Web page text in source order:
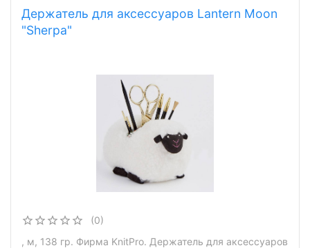
Держатель для аксессуаров Lantern Moon
"Sherpa"
(0)
, м, 138 гр. Фирма KnitPro. Держатель для аксессуаров